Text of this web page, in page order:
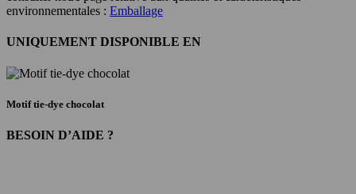
environnementales : Emballage
UNIQUEMENT DISPONIBLE EN
Motif tie-dye chocolat
BESOIN D’AIDE ?